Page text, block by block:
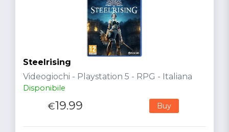
Steelrising
Videogiochi - Playstation 5 - RPG - Italiana
Disponibile
€19.99 Buy